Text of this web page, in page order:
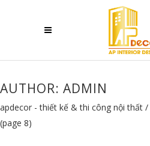
AUTHOR: ADMIN
apdecor - thiết kế & thi công nội thất /
(page 8)